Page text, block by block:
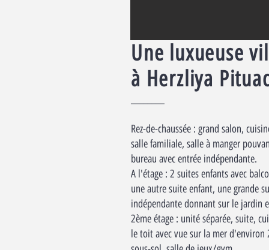
Une luxueuse
à Herzliya
Rez-de-chaussée : grand salon,
salle familiale, salle à manger
bureau avec entrée indépendante.
A l'étage : 2 suites enfants avec
une autre suite enfant, une grande
indépendante donnant sur le jardin
2ème étage : unité séparée, suite,
le toit avec vue sur la mer d'environ